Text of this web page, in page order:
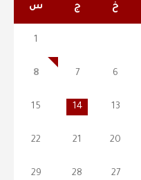
خ ج س
1
6
7
8
13
14
15
20
21
22
27
28
29